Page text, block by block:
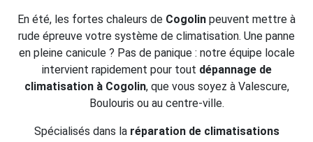
En été, les fortes chaleurs de Cogolin peuvent mettre à
rude épreuve votre système de climatisation. Une panne
en pleine canicule ? Pas de panique : notre équipe locale
intervient rapidement pour tout dépannage de
climatisation à Cogolin, que vous soyez à Valescure,
Boulouris ou au centre-ville.
Spécialisés dans la réparation de climatisations